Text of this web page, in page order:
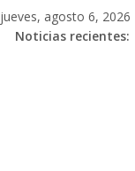
jueves, agosto 6, 2026
Noticias recientes: